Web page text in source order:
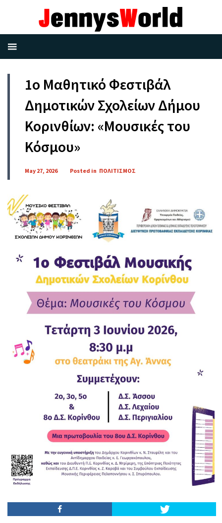
1ο Μαθητικό Φεστιβάλ
Δημοτικών Σχολείων Δήμου
Κορινθίων: «Μουσικές του
Κόσμου»
May 27, 2026 Posted in ΠΟΛΙΤΙΣΜΟΣ